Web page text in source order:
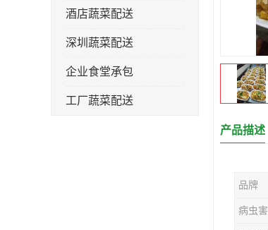
酒店蔬菜配送
深圳蔬菜配送
企业食堂承包
工厂蔬菜配送
产品描述
品牌
病虫害